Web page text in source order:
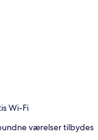
Wi-Fi
værelser tilbydes